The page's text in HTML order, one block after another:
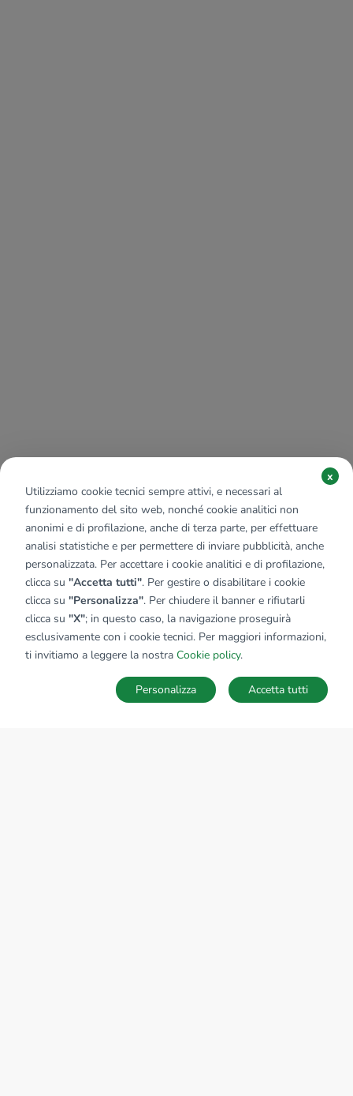
SALVA RICERCA
Utilizziamo cookie tecnici sempre attivi, e necessari al
funzionamento del sito web, nonché cookie analitici non
anonimi e di profilazione, anche di terza parte, per effettuare
analisi statistiche e per permettere di inviare pubblicità, anche
personalizzata. Per accettare i cookie analitici e di profilazione,
clicca su "Accetta tutti". Per gestire o disabilitare i cookie
clicca su "Personalizza". Per chiudere il banner e rifiutarli
clicca su "X"; in questo caso, la navigazione proseguirà
esclusivamente con i cookie tecnici. Per maggiori informazioni,
ti invitiamo a leggere la nostra Cookie policy.
x
Accetta tutti
Personalizza